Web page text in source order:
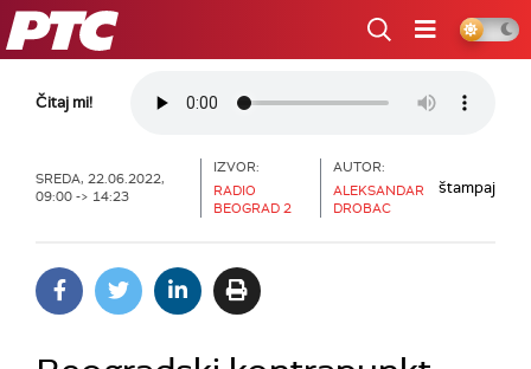
RTS
Čitaj mi!
SREDA, 22.06.2022,
09:00 -> 14:23
IZVOR:
RADIO
BEOGRAD 2
AUTOR:
ALEKSANDAR
DROBAC
štampaj